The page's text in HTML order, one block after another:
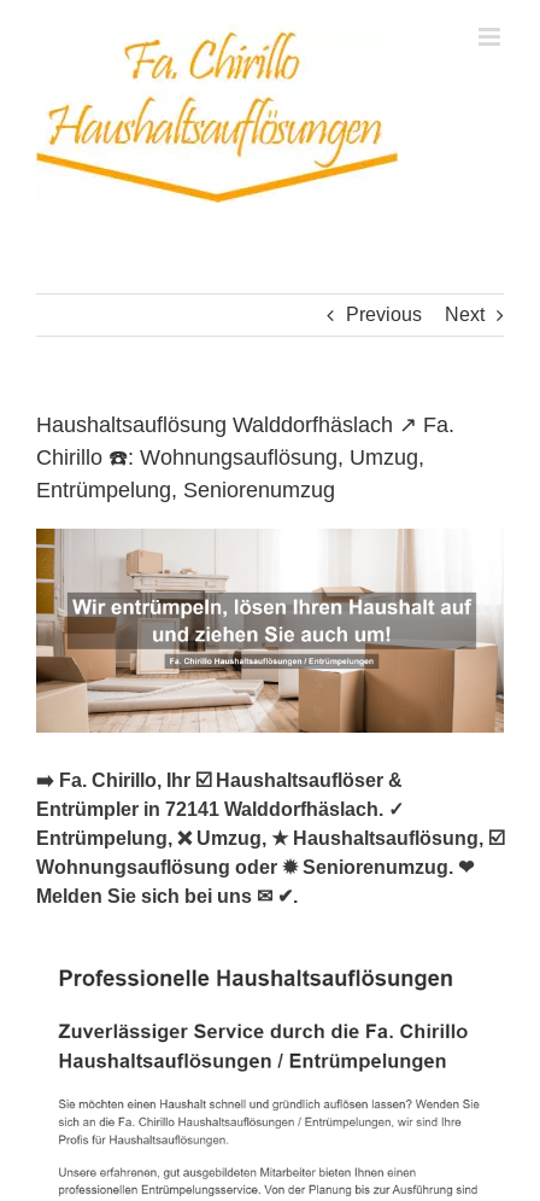
Previous Next
Haushaltsauflösung Walddorfhäslach ↗️ Fa.
Chirillo ☎️: Wohnungsauflösung, Umzug,
Entrümpelung, Seniorenumzug
➡️ Fa. Chirillo, Ihr ☑️ Haushaltsauflöser &
Entrümpler in 72141 Walddorfhäslach. ✓
Entrümpelung, ❌ Umzug, ★ Haushaltsauflösung, ☑️
Wohnungsauflösung oder ✹ Seniorenumzug. ❤
Melden Sie sich bei uns ✉ ✔.